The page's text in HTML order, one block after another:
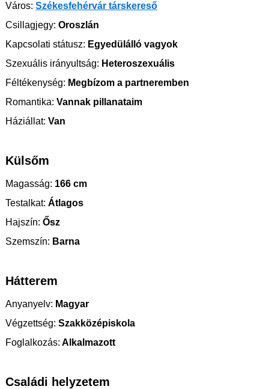
Város: Székesfehérvár társkereső
Csillagjegy: Oroszlán
Kapcsolati státusz: Egyedülálló vagyok
Szexuális irányultság: Heteroszexuális
Féltékenység: Megbízom a partneremben
Romantika: Vannak pillanataim
Háziállat: Van
Külsőm
Magasság: 166 cm
Testalkat: Átlagos
Hajszín: Ősz
Szemszín: Barna
Hátterem
Anyanyelv: Magyar
Végzettség: Szakközépiskola
Foglalkozás: Alkalmazott
Családi helyzetem